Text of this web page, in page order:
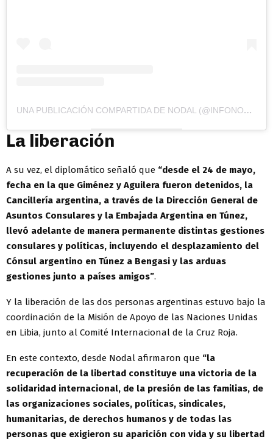
UNA PUBLICACIÓN COMPARTIDA DE NODAL (@INFONODAL)
La liberación
A su vez, el diplomático señaló que “desde el 24 de mayo,
fecha en la que Giménez y Aguilera fueron detenidos, la
Cancillería argentina, a través de la Dirección General de
Asuntos Consulares y la Embajada Argentina en Túnez,
llevó adelante de manera permanente distintas gestiones
consulares y políticas, incluyendo el desplazamiento del
Cónsul argentino en Túnez a Bengasi y las arduas
gestiones junto a países amigos”.
Y la liberación de las dos personas argentinas estuvo bajo la
coordinación de la Misión de Apoyo de las Naciones Unidas
en Libia, junto al Comité Internacional de la Cruz Roja.
En este contexto, desde Nodal afirmaron que “la
recuperación de la libertad constituye una victoria de la
solidaridad internacional, de la presión de las familias, de
las organizaciones sociales, políticas, sindicales,
humanitarias, de derechos humanos y de todas las
personas que exigieron su aparición con vida y su libertad